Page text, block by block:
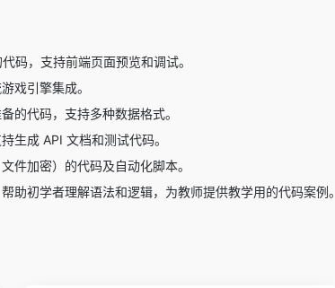
码，支持前端页面预览和调试。
戏引擎集成。
的代码，支持多种数据格式。
生成 API 文档和测试代码。
件加密）的代码及自动化脚本。
助初学者理解语法和逻辑，为教师提供教学用的代码案例。